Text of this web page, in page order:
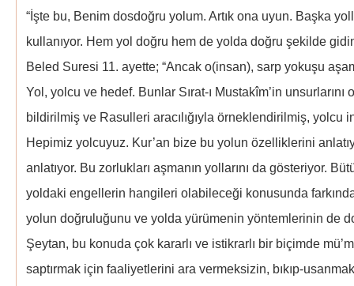
“İşte bu, Benim dosdoğru yolum. Artık ona uyun. Başka
kullanıyor. Hem yol doğru hem de yolda doğru şekilde
Beled Suresi 11. ayette; “Ancak o(insan), sarp yokuşu
Yol, yolcu ve hedef. Bunlar Sırat-ı Mustakîm’in
bildirilmiş ve Rasulleri aracılığıyla örneklendirilmiş, yolcu
Hepimiz yolcuyuz. Kur’an bize bu yolun özelliklerini
anlatıyor. Bu zorlukları aşmanın yollarını da gösteriyor.
yoldaki engellerin hangileri olabileceği konusunda
yolun doğruluğunu ve yolda yürümenin yöntemlerinin de
Şeytan, bu konuda çok kararlı ve istikrarlı bir biçimde
saptırmak için faaliyetlerini ara vermeksizin, bıkıp-